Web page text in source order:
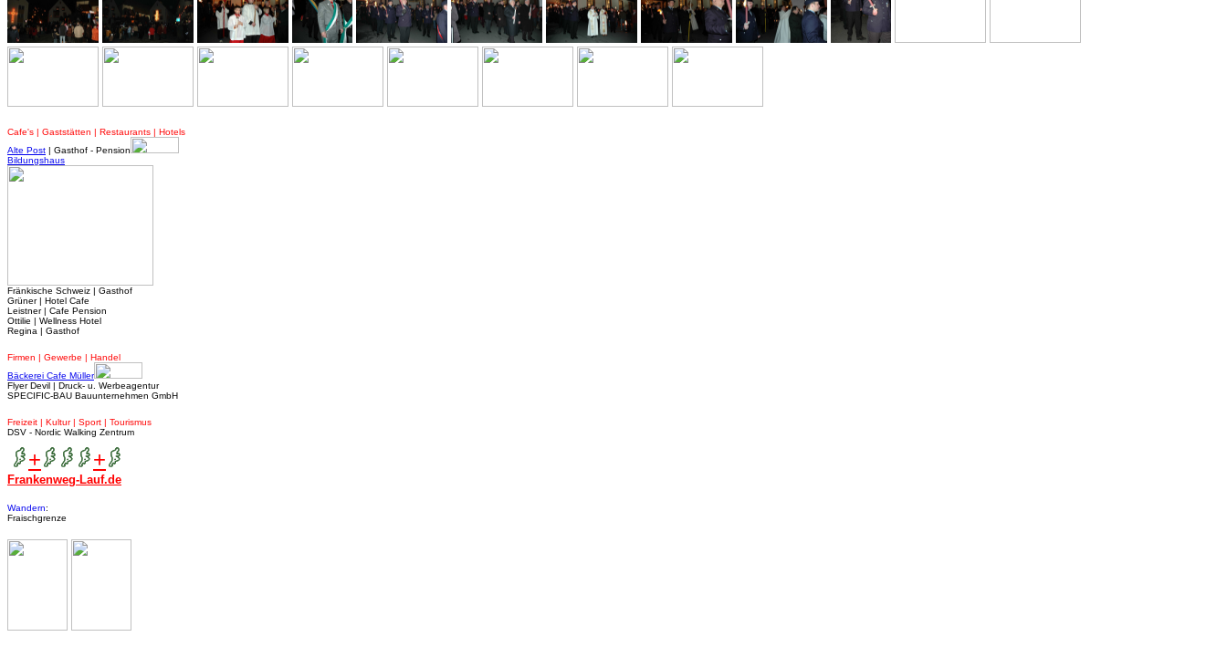
Cafe's | Gaststätten | Restaurants | Hotels
Alte Post | Gasthof - Pension
Bildungshaus
Fränkische Schweiz | Gasthof
Grüner | Hotel Cafe
Leistner | Cafe Pension
Ottilie | Wellness Hotel
Regina | Gasthof
Firmen | Gewerbe | Handel
Bäckerei Cafe Müller
Flyer Devil | Druck- u. Werbeagentur
SPECIFIC-BAU Bauunternehmen GmbH
Freizeit | Kultur | Sport | Tourismus
DSV - Nordic Walking Zentrum
+ +
Frankenweg-Lauf.de
Wandern:
Fraischgrenze